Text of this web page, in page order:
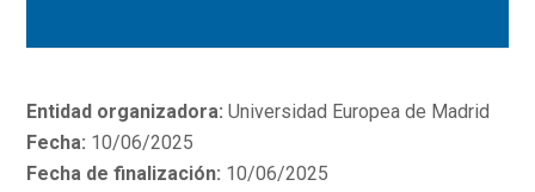
Entidad organizadora: Universidad Europea de Madrid
Fecha: 10/06/2025
Fecha de finalización: 10/06/2025